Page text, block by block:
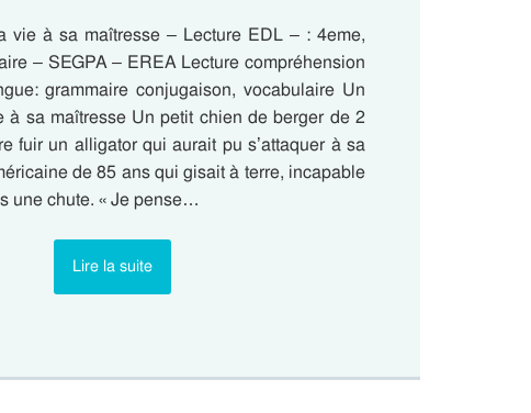
vie à sa maîtresse – Lecture EDL – : 4eme,
– SEGPA – EREA Lecture compréhension
grammaire conjugaison, vocabulaire Un
à sa maîtresse Un petit chien de berger de 2
fuir un alligator qui aurait pu s’attaquer à sa
de 85 ans qui gisait à terre, incapable
une chute. « Je pense…
Lire la suite